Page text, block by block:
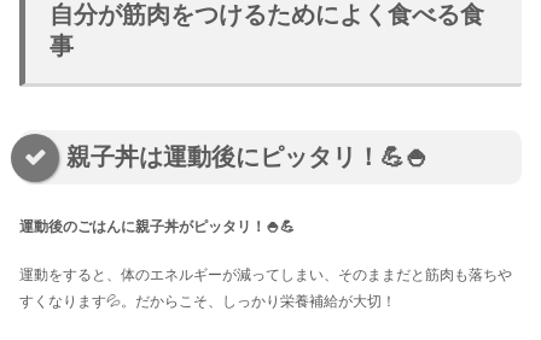
自分が筋肉をつけるためによく食べる食
事
親子丼は運動後にピッタリ！💪🍚
運動後のごはんに親子丼がピッタリ！🍚💪
運動をすると、体のエネルギーが減ってしまい、そのままだと筋肉も落ちや
すくなります💦。だからこそ、しっかり栄養補給が大切！